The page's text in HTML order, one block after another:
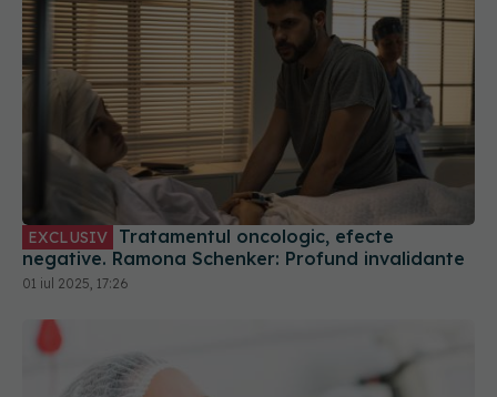
Tratamentul oncologic, efecte
negative. Ramona Schenker: Profund invalidante
01 iul 2025, 17:26